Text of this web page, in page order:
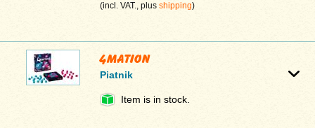
(incl. VAT., plusshipping)
4mation
Piatnik
Item is in stock.